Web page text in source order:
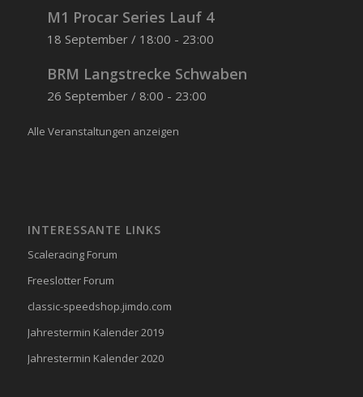
M1 Procar Series Lauf 4
18 September / 18:00 - 23:00
BRM Langstrecke Schwaben
26 September / 8:00 - 23:00
Alle Veranstaltungen anzeigen
INTERESSANTE LINKS
Scaleracing Forum
Freeslotter Forum
classic-speedshop.jimdo.com
Jahrestermin Kalender 2019
Jahrestermin Kalender 2020